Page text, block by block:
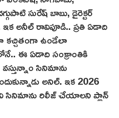
సురేష్ బాబు, డైరెక్టర్
అనీల్ రావిపూడి.. ప్రతి ఏడాది
కచ్చితంగా ఉండేలా
ఈ ఏడాది సంక్రాంతికి
సినిమాను
అనిల్. ఇక 2026
సినిమాను రిలీజ్ చేయాలని ప్లాన్